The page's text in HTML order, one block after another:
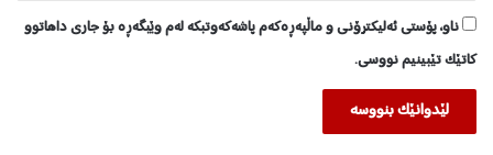
ناو، پۆستی ئەلیکترۆنی و ماڵپەڕەکەم پاشەکەوتبکە لەم وێبگەڕە بۆ جاری داهاتوو
کاتێک تێبینیم نووسی.